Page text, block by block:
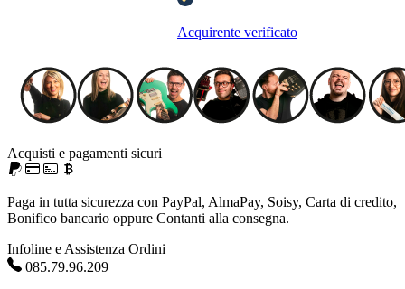
Acquirente verificato
Acquisti e pagamenti sicuri
Paga in tutta sicurezza con PayPal, AlmaPay, Soisy, Carta di credito,
Bonifico bancario oppure Contanti alla consegna.
Infoline e Assistenza Ordini
085.79.96.209